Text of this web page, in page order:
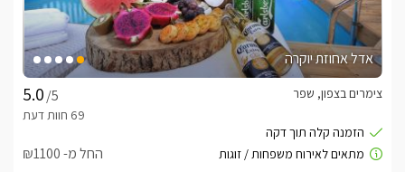
אדל אחוזת יוקרה
/5
צימרים בצפון, שפר
החל מ- ₪1100